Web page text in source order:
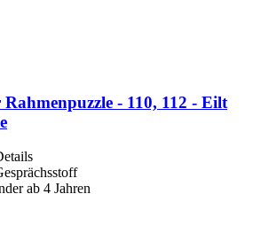
Rahmenpuzzle -​ 110, 112 -​ Eilt
ab 4 Jahren